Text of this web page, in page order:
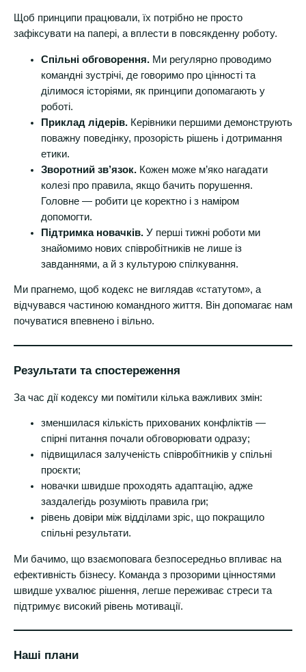
Щоб принципи працювали, їх потрібно не просто
зафіксувати на папері, а вплести в повсякденну роботу.
Спільні обговорення. Ми регулярно проводимо
командні зустрічі, де говоримо про цінності та
ділимося історіями, як принципи допомагають у
роботі.
Приклад лідерів. Керівники першими демонструють
поважну поведінку, прозорість рішень і дотримання
етики.
Зворотний зв’язок. Кожен може м’яко нагадати
колезі про правила, якщо бачить порушення.
Головне — робити це коректно і з наміром
допомогти.
Підтримка новачків. У перші тижні роботи ми
знайомимо нових співробітників не лише із
завданнями, а й з культурою спілкування.
Ми прагнемо, щоб кодекс не виглядав «статутом», а
відчувався частиною командного життя. Він допомагає нам
почуватися впевнено і вільно.
Результати та спостереження
За час дії кодексу ми помітили кілька важливих змін:
зменшилася кількість прихованих конфліктів —
спірні питання почали обговорювати одразу;
підвищилася залученість співробітників у спільні
проєкти;
новачки швидше проходять адаптацію, адже
заздалегідь розуміють правила гри;
рівень довіри між відділами зріс, що покращило
спільні результати.
Ми бачимо, що взаємоповага безпосередньо впливає на
ефективність бізнесу. Команда з прозорими цінностями
швидше ухвалює рішення, легше переживає стреси та
підтримує високий рівень мотивації.
Наші плани